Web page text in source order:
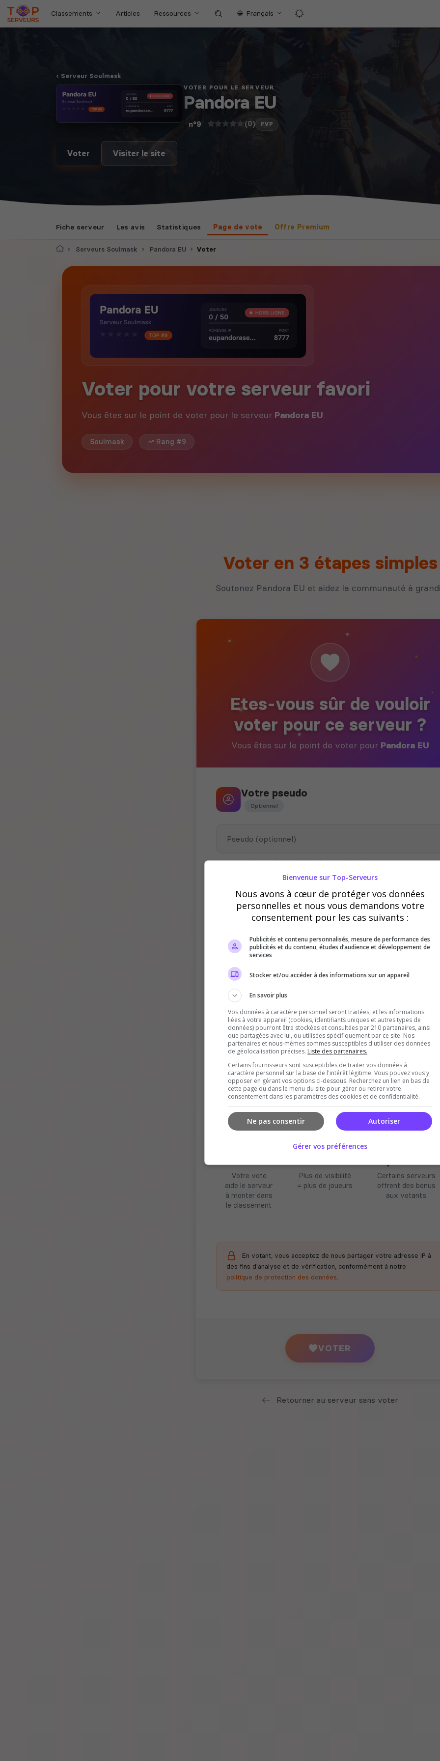
Classements Articles Ressources Français
Serveur Soulmask
VOTER POUR LE SERVEUR
Pandora EU
n°9 (0) PVP
Voter Visiter le site
Fiche serveur Les avis Statistiques Page de vote Offre Premium
AccueilServeurs Soulmask Pandora EU Voter
Voter pour votre serveur favori
Vous êtes sur le point de voter pour le serveur Pandora EU.
Soulmask Rang #9
Voter en 3 étapes simples
Soutenez Pandora EU et aidez la communauté à
Etes-vous sûr de vouloir
voter pour ce serveur ?
Vous êtes sur le point de voter pour Pandora EU
Votre pseudo
Optionnel
Ce pseudo peut être utilisé par le propriétaire du serveur pour vous
Vérification
Requis
Cette étape nous aide à lutter contre les votes
automatisés
Pourquoi voter pour Pandora EU ?
Votre vote
aide le serveur
à monter dans
le classement
Soutient la
Plus de visibilité
= plus de joueurs
Certains serveurs
offrent des bonus
aux votants
En votant, vous acceptez de nous partager votre adresse IP à
des fins d'analyse et de vérification, conformément à notre
politique de protection des données.
VOTER
Retourner au serveur sans voter
Bienvenue sur Top-Serveurs
Nous avons à cœur de protéger vos données
personnelles et nous vous demandons votre
consentement pour les cas suivants :
Publicités et contenu personnalisés, mesure de performance des
publicités et du contenu, études d’audience et développement de
services
Stocker et/ou accéder à des informations sur un appareil
En savoir plus
Vos données à caractère personnel seront traitées, et les informations
liées à votre appareil (cookies, identifiants uniques et autres types de
données) pourront être stockées et consultées par 210 partenaires, ainsi
que partagées avec lui, ou utilisées spécifiquement par ce site. Nos
partenaires et nous-mêmes sommes susceptibles d'utiliser des données
de géolocalisation précises. Liste des partenaires.
Certains fournisseurs sont susceptibles de traiter vos données à
caractère personnel sur la base de l'intérêt légitime. Vous pouvez vous y
opposer en gérant vos options ci-dessous. Recherchez un lien en bas de
cette page ou dans le menu du site pour gérer ou retirer votre
consentement dans les paramètres des cookies et de confidentialité.
Autoriser
Ne pas consentir
Gérer vos préférences